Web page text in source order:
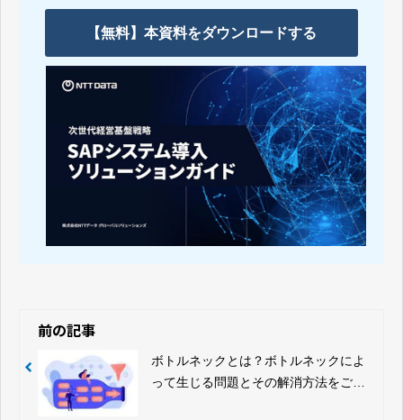
【無料】本資料をダウンロードする
前の記事
ボトルネックとは？ボトルネックによ
って生じる問題とその解消方法をご紹